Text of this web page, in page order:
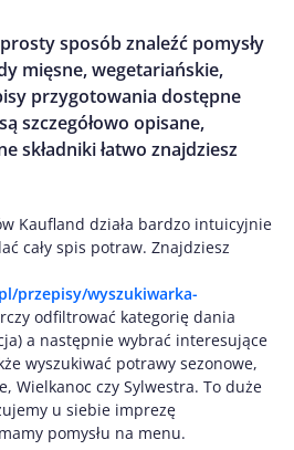
sposób znaleźć pomysły
mięsne, wegetariańskie,
przygotowania dostępne
szczegółowo opisane,
składniki łatwo znajdziesz
Kaufland działa bardzo intuicyjnie
cały spis potraw. Znajdziesz
przepisy/wyszukiwarka-
odfiltrować kategorię dania
a następnie wybrać interesujące
wyszukiwać potrawy sezonowe,
Wielkanoc czy Sylwestra. To duże
u siebie imprezę
pomysłu na menu.